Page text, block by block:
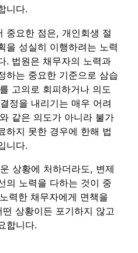
니다.
중요한 점은, 개인회생 절
을 성실히 이행하려는 노력
. 법원은 채무자의 노력과
하는 중요한 기준으로 삼습
고의로 회피하거나 의도
정을 내리기는 매우 어려
같은 의도가 아니라 불가
하지 못한 경우에 한해 법
니다.
상황에 처하더라도, 변제
의 노력을 다하는 것이 중
력한 채무자에게 면책을
상황이든 포기하지 않고
합니다.